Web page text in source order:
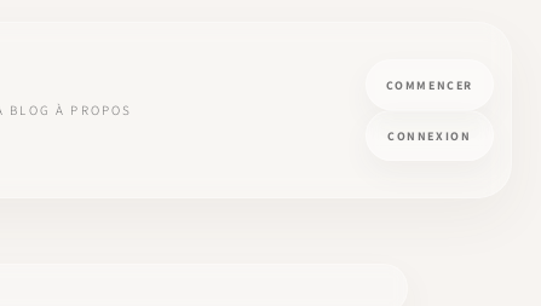
BLOG À PROPOS
COMMENCER
CONNEXION